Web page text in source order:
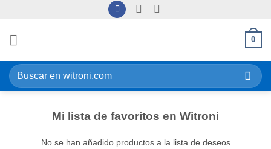
contenido
0
Buscar
por:
Mi lista de favoritos en Witroni
No se han añadido productos a la lista de deseos